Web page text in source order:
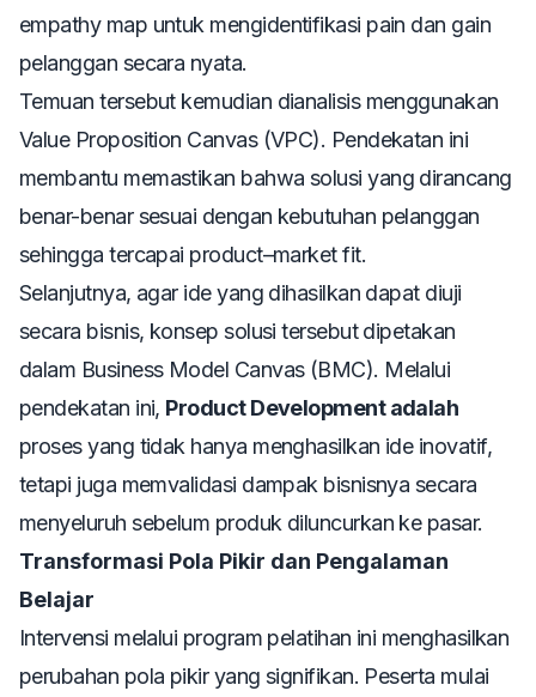
empathy map untuk mengidentifikasi pain dan gain
pelanggan secara nyata.
Temuan tersebut kemudian dianalisis menggunakan
Value Proposition Canvas(VPC). Pendekatan ini
membantu memastikan bahwa solusi yang dirancang
benar-benar sesuai dengan kebutuhan pelanggan
sehingga tercapai product–market fit.
Selanjutnya, agar ide yang dihasilkan dapat diuji
secara bisnis, konsep solusi tersebut dipetakan
dalam Business Model Canvas(BMC). Melalui
pendekatan ini, Product Development adalah
proses yang tidak hanya menghasilkan ide inovatif,
tetapi juga memvalidasi dampak bisnisnya secara
menyeluruh sebelum produk diluncurkan ke pasar.
Transformasi Pola Pikir dan Pengalaman
Belajar
Intervensi melalui program pelatihan ini menghasilkan
perubahan pola pikir yang signifikan. Peserta mulai